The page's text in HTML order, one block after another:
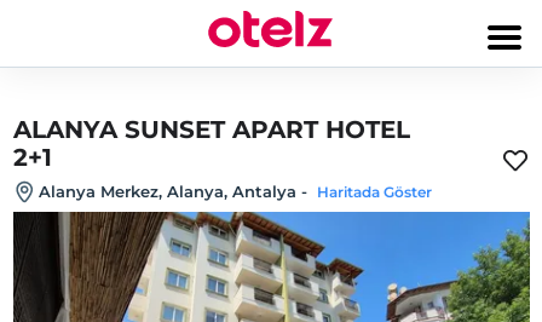
ALANYA SUNSET APART HOTEL
2+1
Alanya Merkez, Alanya, Antalya - Haritada Göster